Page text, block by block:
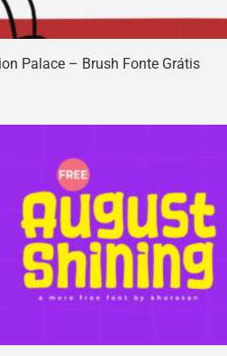
Palace – Brush Fonte Grátis